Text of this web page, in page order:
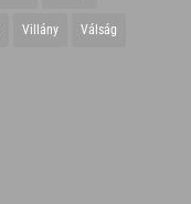
Villány Válság